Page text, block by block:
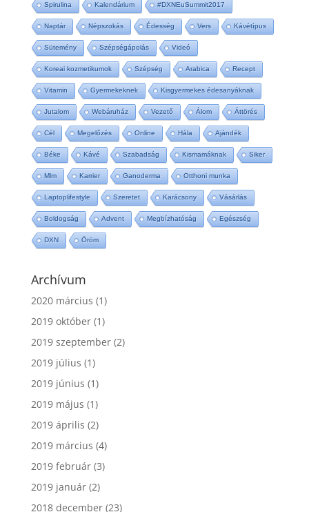
Spirulina Kalendárium #DXNEuSummit2017
Naptár Népszokás Édesség Vers Kávétípus
Sütemény Szépségápolás Videó
Koreai kozmetikumok Szépség Arabica Recept
Vitamin Gyermekeknek Kisgyermekes édesanyáknak
Jutalom Webáruház Vezető Álom Áttörés
Cél Megelőzés Online Hála Ajándék
Béke Kávé Szabadság Kismamáknak Siker
Mlm Karrier Ganoderma Otthoni munka
Laptoplifestyle Szeretet Karácsony Vásárlás
Boldogság Advent Megbízhatóság Egészség
DXN Öröm
Archívum
2020 március (1)
2019 október(1)
2019 szeptember(2)
2019 július (1)
2019 június (1)
2019 május (1)
2019 április (2)
2019 március (4)
2019 február(3)
2019 január(2)
2018 december(23)